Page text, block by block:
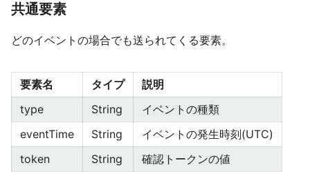
共通要素
どのイベントの場合でも送られてくる要素。
要素名 タイプ
説明
type
String
イベントの種類
eventTime
String
イベントの発生時刻(UTC)
token
String 確認トークンの値